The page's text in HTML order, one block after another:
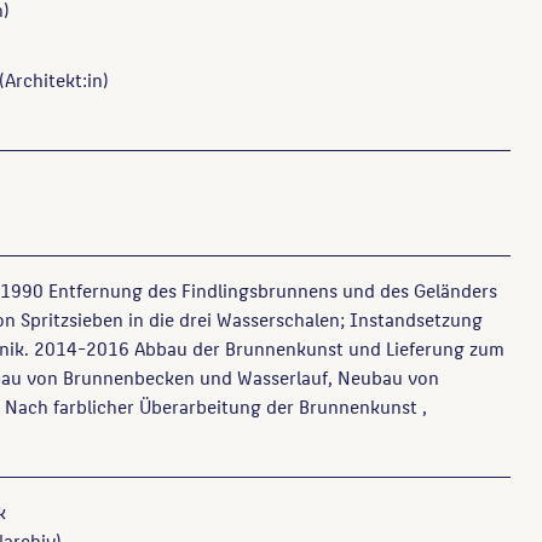
(Architekt:in)
Entfernung des Findlingsbrunnens und des Geländers
Spritzsieben in die drei Wasserschalen; Instandsetzung
2014-2016 Abbau der Brunnenkunst und Lieferung zum
von Brunnenbecken und Wasserlauf, Neubau von
farblicher Überarbeitung der Brunnenkunst ,